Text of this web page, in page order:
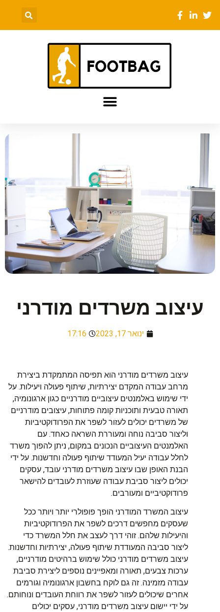
עיצוב משרדים מודרני
ינואר 17, 2023 17:16
עיצוב משרדים מודרני הוא תפיסה המתמקדת ביצירת
מרחב עבודה המקדם יצירתיות, שיתוף פעולה ויעילות. על
ידי שימוש באלמנטים עיצוביים מודרניים כגון ארגונומיה,
תאורה טבעית ותוכניות קומה פתוחות, עיצובים מודרניים
של משרדים יכולים לעזור לשפר את הפרודוקטיביות
וליצור סביבה נוחה ומעוררת השראה כאחד. עם
האלמנטים העיצוביים הנכונים במקום, ניתן להפוך משרד
לחלל עבודה יעיל המעודד שיתוף פעולה וחדשנות. על ידי
הבנת האופן שבו עיצוב משרדים מודרני עובד, עסקים
יכולים ליצור סביבת עבודה שעוזרת לעובדים להישאר
פרודוקטיביים ומעורבים.
עיצוב המשרד המודרני הופך פופולרי יותר ויותר ככל
שעסקים מחפשים דרכים לשפר את הפרודוקטיביות
והיעילות שלהם. זוהי דרך לעצב את חלל המשרד כדי
ליצור סביבה המעודדת שיתוף פעולה, יצירתיות וחדשנות.
עיצוב משרדים מודרני כולל שימוש ברהיטים מודרניים,
ערכות צבעים, תאורה ומאפיינים נוספים ליצירת סביבת
עבודה מזמינה. זה גם לוקח בחשבון ארגונומיה וגורמים
אחרים שיכולים לעזור לשפר את רווחת העובדים ונוחותם.
על ידי יישום עיצוב משרדים מודרני, עסקים יכולים